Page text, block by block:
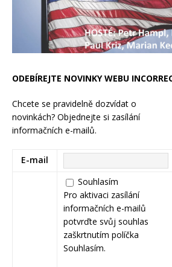
ODEBÍREJTE NOVINKY WEBU
Chcete se pravidelně dozvídat o
novinkách? Objednejte si zasílání
informačních e-mailů.
E-mail
Souhlasím
Pro aktivaci zasílání
informačních e-mailů
potvrďte svůj souhlas
zaškrtnutím políčka
Souhlasím.